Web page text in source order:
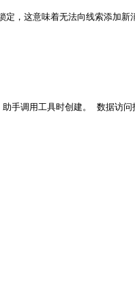
这意味着无法向线索添加新消
用工具时创建。 数据访问